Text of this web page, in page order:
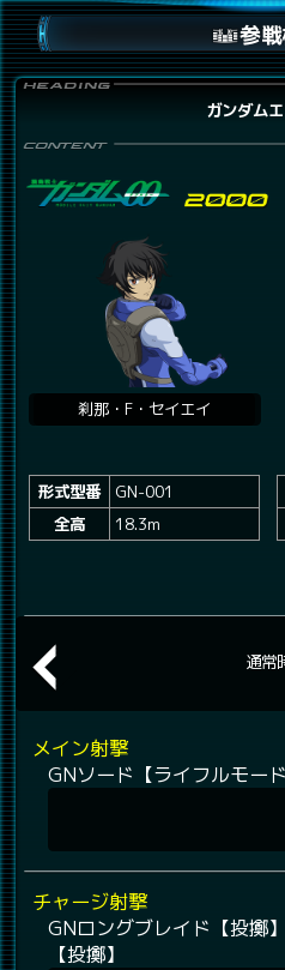
参
ガンダム
刹那・F・セイエイ
形式型番
GN-001
全高
18.3m
通常
メイン射撃
GNソード【ライフルモード
チャージ射撃
GNロングブレイド【投擲
【投擲】